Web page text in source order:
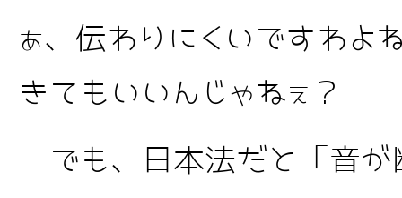
ぁ、伝わりにくいですわよ
きてもいいんじゃねぇ？
でも、日本法だと「音が